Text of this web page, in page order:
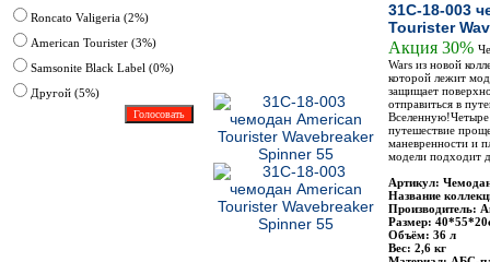
Roncato Valigeria (2%)
American Tourister (3%)
Samsonite Black Label (0%)
Другoй (5%)
31C-18-003
Tourister
Акция 30%
Wars из новой
которой лежит
защищает
отправиться в
Вселенную!Четыре
путешествие
маневренности и
модели подходит
Артикул:
Название
Производитель:
Размер:
Объём: 36 л
Вес: 2,6 кг